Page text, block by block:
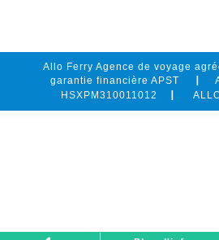
Allo Ferry Agence de voyage
garantie financière APST
HSXPM310011012